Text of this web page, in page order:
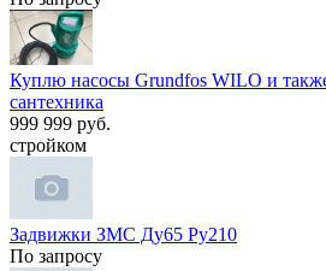
Куплю насосы Grundfos WILO и
сантехника
999 999 руб.
стройком
Задвижки ЗМС Ду65 Ру210
По запросу